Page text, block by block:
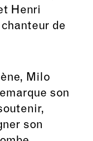
Henri
de
Milo
son
son